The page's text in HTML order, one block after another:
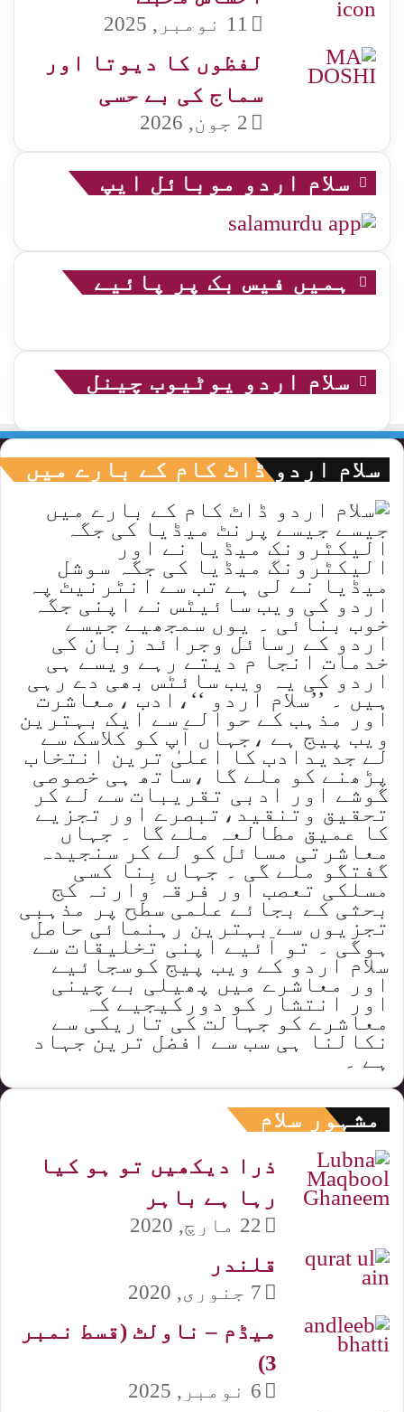
11 نومبر, 2025
لفظوں کا دیوتا اور
سماج کی بے حسی
2 جون, 2026
سلام اردو موبائل ایپ
ہمیں فیس بک پر پائیے
سلام اردو یوٹیوب چینل
سلام اردو ڈاٹ کام کے بارے میں
جیسے جیسے پرنٹ میڈیا کی جگہ
الیکٹرونک میڈیا نے اور
الیکٹرونگ میڈیا کی جگہ سوشل
میڈیا نے لی ہے تب سے انٹرنیٹ پہ
اردو کی ویب سائیٹس نے اپنی جگہ
خوب بنائی ۔ یوں سمجھیے جیسے
اردو کے رسائل وجرائد زبان کی
خدمات انجا م دیتے رہے ویسے ہی
اردو کی یہ ویب سائٹس بھی دے رہی
ہیں ۔ ’’سلام اردو ‘‘،ادب ،معاشرت
اور مذہب کے حوالے سے ایک بہترین
ویب پیج ہے ،جہاں آپ کو کلاسک سے
لے جدیدادب کا اعلیٰ ترین انتخاب
پڑھنے کو ملے گا ،ساتھ ہی خصوصی
گوشے اور ادبی تقریبات سے لے کر
تحقیق وتنقید،تبصرے اور تجزیے
کا عمیق مطالعہ ملے گا ۔ جہاں
معاشرتی مسائل کو لے کر سنجیدہ
گفتگو ملے گی ۔ جہاں بِنا کسی
مسلکی تعصب اور فرقہ وارنہ کج
بحثی کے بجائے علمی سطح پر مذہبی
تجزیوں سے بہترین رہنمائی حاصل
ہوگی ۔ تو آئیے اپنی تخلیقات سے
سلام اردو کے ویب پیج کوسجائیے
اور معاشرے میں پھیلی بے چینی
اور انتشار کو دورکیجیے کہ
معاشرے کو جہالت کی تاریکی سے
نکالنا ہی سب سے افضل ترین جہاد
ہے ۔
مشہور سلام
ذرا دیکھیں تو ہو کیا
رہا ہے باہر
22 مارچ, 2020
قلندر
7 جنوری, 2020
میڈم – ناولٹ (قسط نمبر
3)
6 نومبر, 2025